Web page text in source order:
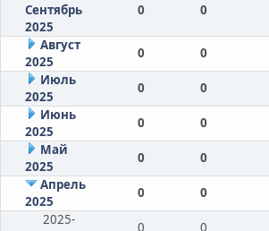
Сентябрь
2025
0 0
Август
2025
0 0
Июль
2025
0 0
Июнь
2025
0 0
Май
2025
0 0
Апрель
2025
0 0
2025-
0 0